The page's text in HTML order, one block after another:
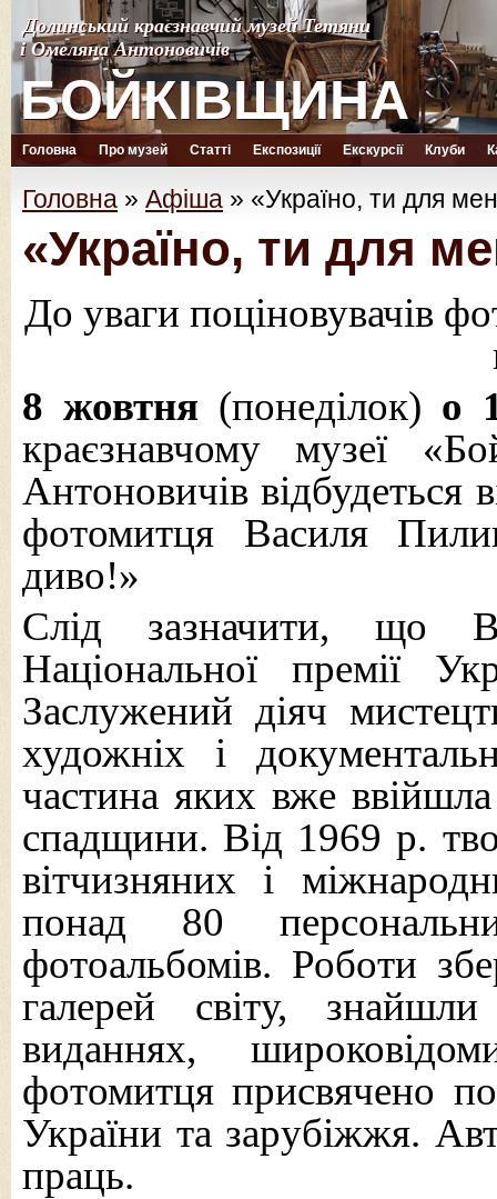
Долинський краєзнавчий музей Тетяни
і Омеляна Антоновичів
БОЙКІВЩИНА
Долинський краєзнавчий музей Тетяни
і Омеляна Антоновичів
БОЙКІВЩИНА
Головна Про музей Статті Експозиції Екскурсії Клуби
Головна » Афіша » «Україно, ти для
«Україно, ти для
До уваги поціновувачів
8 жовтня (понеділок) о
краєзнавчому музеї
Антоновичів відбудеться
фотомитця Василя
диво!»
Слід зазначити, що
Національної премії
Заслужений діяч
художніх і
частина яких вже
спадщини. Від 1969 р.
вітчизняних і
понад 80
фотоальбомів. Роботи
галерей світу,
виданнях,
фотомитця присвячено
України та зарубіжжя.
праць.